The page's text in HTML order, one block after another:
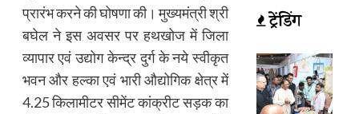
प्रारंभ करने की घोषणा की। मुख्यमंत्री श्री
बघेल ने इस अवसर पर हथखोज में जिला
व्यापार एवं उद्योग केन्द्र दुर्ग के नये स्वीकृत
भवन और हल्का एवं भारी औद्योगिक क्षेत्र में
4.25 किलामीटर सीमेंट कांक्रीट सड़क का
ट्रेंडिंग